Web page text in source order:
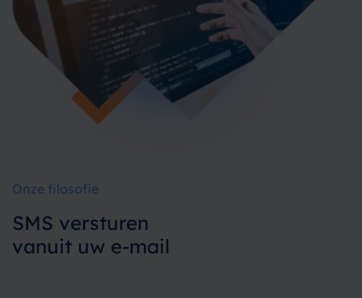
Onze filosofie
SMS versturen
vanuit uw e-mail